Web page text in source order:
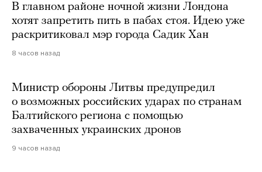
В главном районе ночной жизни Лондона
хотят запретить пить в пабах стоя. Идею уже
раскритиковал мэр города Садик Хан
8 часов назад
Министр обороны Литвы предупредил
о возможных российских ударах по странам
Балтийского региона с помощью
захваченных украинских дронов
9 часов назад